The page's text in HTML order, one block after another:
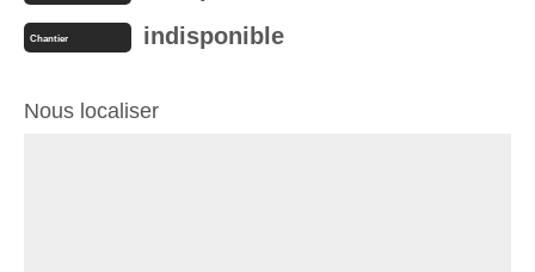
Chantier indisponible
Nous localiser